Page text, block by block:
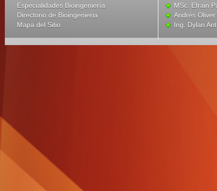
Especialidades Bioingeniería
Directorio de Bioingenieria
Mapa del Sitio
MSc. Efrain
Andrés Oliver
Ing. Dylan